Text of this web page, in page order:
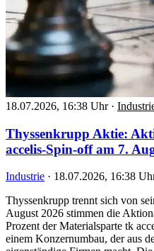
18.07.2026, 16:38 Uhr ·
Thyssenkrupp Aktie:
accelis-Spin-off am 7.
Industrie · 18.07.2026, 16:38
Thyssenkrupp trennt sich von
August 2026 stimmen die
Prozent der Materialsparte tk
einem Konzernumbau, der aus